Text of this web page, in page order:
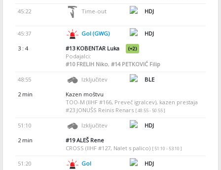
45:22 Time-out HDJ
45:37 Gol (GWG)
HDJ
3 : 4
#13KOBENTAR Luka (+2)
Podajalci:
#10FRELIH Niko, #14PETKOVIĆ Filip
48:55 Izključitev
BLE
2 min
Kazen moštvu
TOO-M (IIHF #166, Preveč igralcev), kazen prestaja
#23 JONUŠS Reinis Renars [ 48:55 - 50:55 ]
51:10 Izključitev
HDJ
2 min
#19ALEŠ Rene
CROSS (IIHF #127, Nalet s palico) [ 51:10 - 53:10 ]
51:20 Gol
HDJ